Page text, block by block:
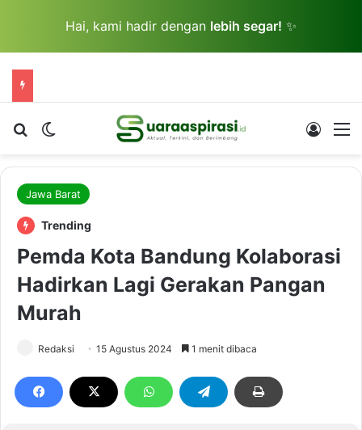
Hai, kami hadir dengan lebih segar! ✨
Cari berita...Switch skin Log In
Jawa Barat
Trending
Pemda Kota Bandung Kolaborasi
Hadirkan Lagi Gerakan Pangan
Murah
Redaksi 15 Agustus 2024 1 menit dibaca